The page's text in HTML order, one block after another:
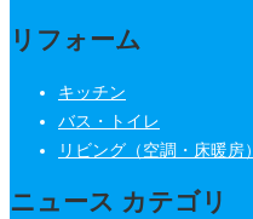
リフォーム
キッチン
バス・トイレ
リビング（空調・床暖房）
ニュース カテゴリ